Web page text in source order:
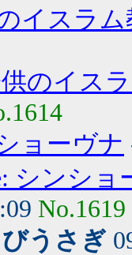
イスラ
供のイス
ョーヴナ
シンショ
No.1619
びうさぎ